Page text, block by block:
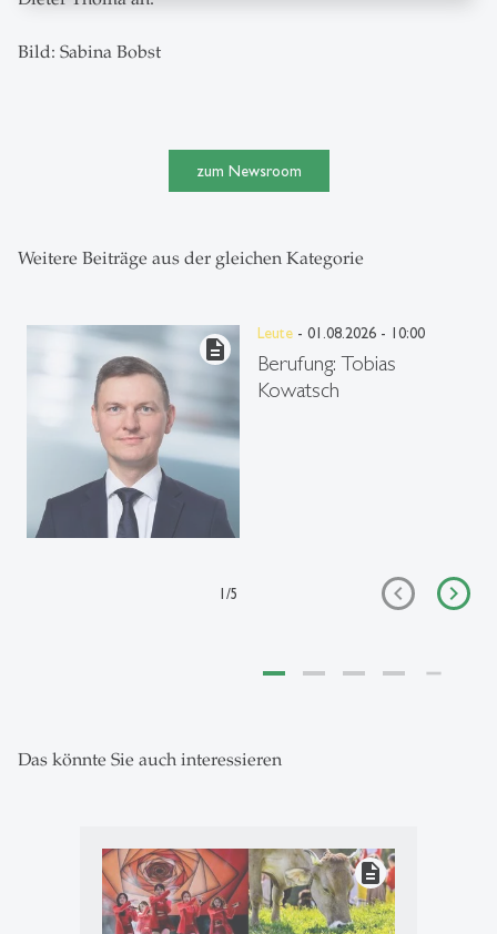
Bild: Sabina Bobst
zum Newsroom
Weitere Beiträge aus der gleichen Kategorie
description
Leute - 01.08.2026 - 10:00
Berufung: Tobias
Kowatsch
1/5
Das könnte Sie auch interessieren
description